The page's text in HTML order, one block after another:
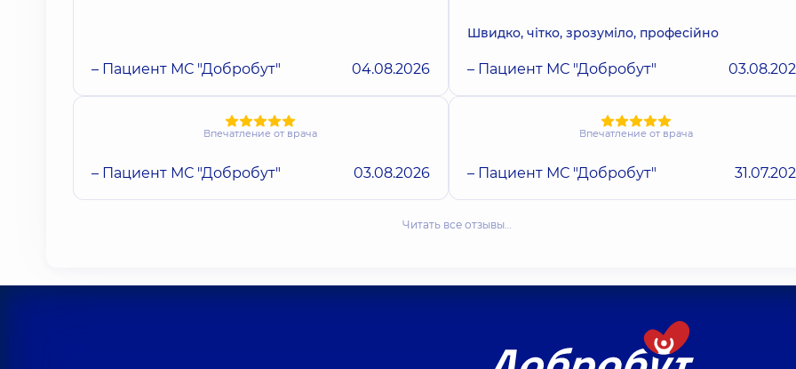
– Пациент МС "Добробут" 04.08.2026
Швидко, чітко, зрозуміло, професійно
– Пациент МС "Добробут"
Впечатление от врача
– Пациент МС "Добробут" 03.08.2026
Впечатление от врача
– Пациент МС "Добробут"
Читать все отзывы…